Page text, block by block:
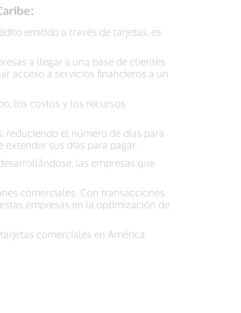
emitido a través de tarjetas, es
a llegar a una base de clientes
acceso a servicios financieros a un
los costos y los recursos
reduciendo el número de días para
sus días para pagar.
las empresas que
comerciales. Con transacciones
empresas en la optimización de
comerciales en América